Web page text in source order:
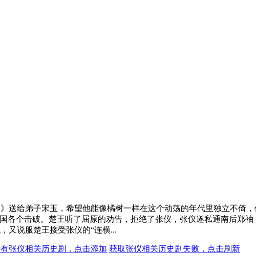
送给弟子宋玉，希望他能像橘树一样在这个动荡的年代里独立不倚
各个击破。楚王听了屈原的劝告，拒绝了张仪，张仪遂私通南后郑
又说服楚王接受张仪的“连横...
张仪相关历史剧，点击添加 获取张仪相关历史剧失败，点击刷新